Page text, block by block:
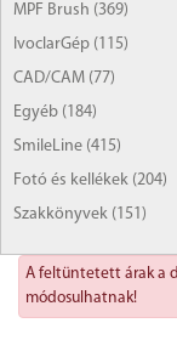
MPF Brush (369)
IvoclarGép (115)
CAD/CAM (77)
Egyéb (184)
SmileLine (415)
Fotó és kellékek (204)
Szakkönyvek (151)
A feltüntetett árak a
módosulhatnak!